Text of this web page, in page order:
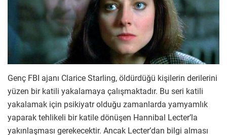
Genç FBI ajanı Clarice Starling, öldürdüğü kişilerin derilerini
yüzen bir katili yakalamaya çalışmaktadır. Bu seri katili
yakalamak için psikiyatr olduğu zamanlarda yamyamlık
yaparak tehlikeli bir katile dönüşen Hannibal Lecter’la
yakınlaşması gerekecektir. Ancak Lecter’dan bilgi alması